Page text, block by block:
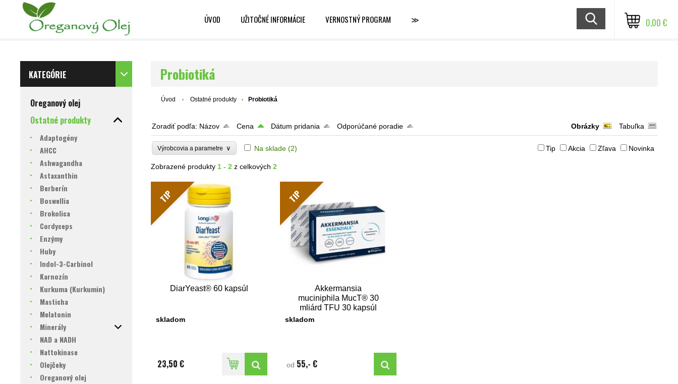
ÚVOD UŽITOČNÉ INFORMÁCIE VERNOSTNÝ PROGRAM ≫ 0,00 €
KATEGÓRIE
Oreganový olej
Ostatné produkty
Adaptogény
AHCC
Ashwagandha
Astaxanthin
Berberín
Boswellia
Brokolica
Cordyceps
Enzýmy
Huby
Indol-3-Carbinol
Karnozín
Kurkuma (Kurkumin)
Masticha
Melatonin
Minerály
NAD a NADH
Nattokinase
Olejčeky
Oreganový olej
Probiotiká
Úvod Ostatné produkty Probiotiká
Zoradiť podľa: Názov Cena Dátum pridania Odporúčané poradie Obrázky Tabuľka
Výrobcovia a parametre ∨ Na sklade (2) Tip Akcia Zľava Novinka
Zobrazené produkty 1 - 2 z celkových2
TIP
DiarYeast®​ 60 kapsúl
skladom
23,50 €
TIP
Akkermansia
muciniphila MucT® 30
mliárd TFU 30 kapsúl
skladom
od 55,- €